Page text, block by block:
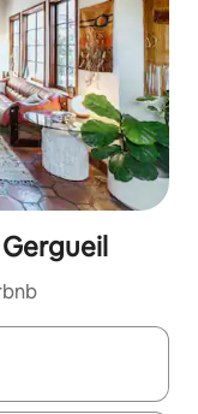
สำรวจผลการค้นหา